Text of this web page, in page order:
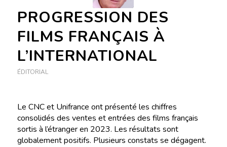
PROGRESSION DES
FILMS FRANÇAIS À
L’INTERNATIONAL
ÉDITORIAL
Le CNC et Unifrance ont présenté les chiffres
consolidés des ventes et entrées des films français
sortis à l’étranger en 2023. Les résultats sont
globalement positifs. Plusieurs constats se dégagent.